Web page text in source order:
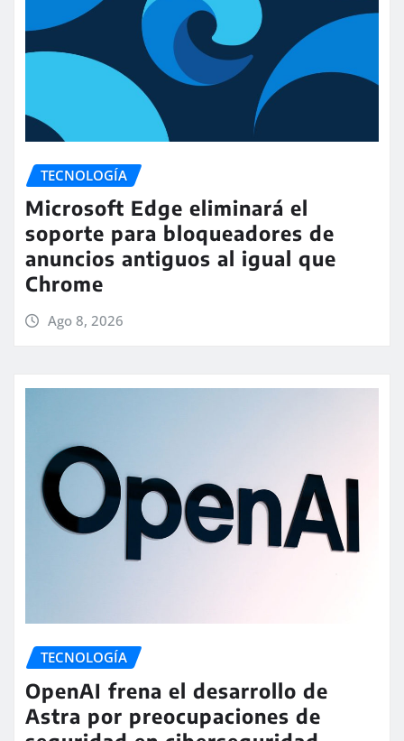
TECNOLOGÍA
Microsoft Edge eliminará el
soporte para bloqueadores de
anuncios antiguos al igual que
Chrome
Ago 8, 2026
TECNOLOGÍA
OpenAI frena el desarrollo de
Astra por preocupaciones de